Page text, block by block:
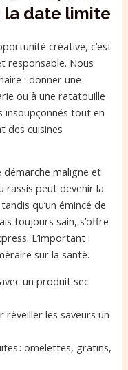
la date limite
créative, c’est
responsable. Nous
: donner une
ou à une ratatouille
insoupçonnés tout en
des cuisines
démarche maligne et
rassis peut devenir la
qu’un émincé de
toujours sain, s’offre
L’important :
sur la santé.
un produit sec
réveiller les saveurs un
: omelettes, gratins,